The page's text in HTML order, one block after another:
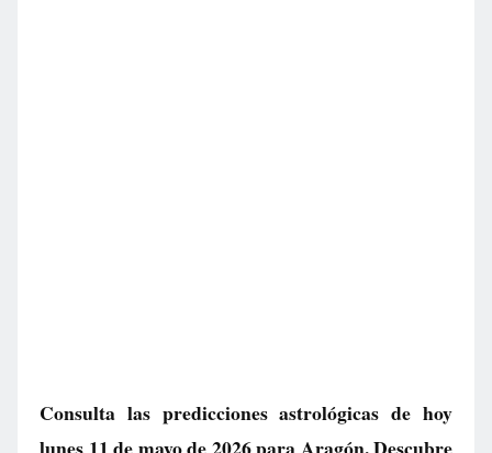
Consulta las predicciones astrológicas de hoy